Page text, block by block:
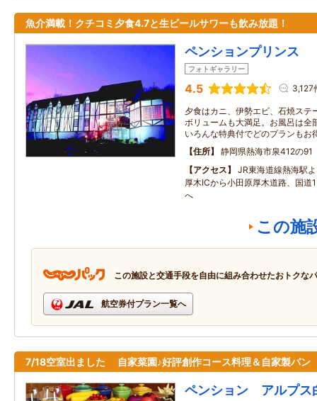
魚介満載！クチコミ夕食4.7と生ビールサワーも飲み放題！
ペンションプリンス
フォトギャラリー
4.5 3,127
夕食はカニ、伊勢エビ、石焼ステ
ボリュームも大満足。お風呂は全
いろんな特典付でどのプランもお
住所
静岡県熱海市泉412の91
アクセス
JR東海道線熱海駅
厚木ICから小田原厚木道路、国道
へ
この施
この施設と交通手段を自由に組み合わせたおトクな
航空券付プラン一覧へ
7/18空室出ました 自家菜園♪好評創作コース料理＆自家製パン
ペンション アルプス